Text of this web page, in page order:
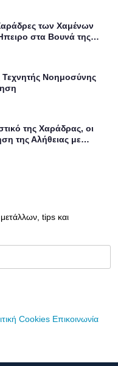
των Χαμένων
στα Βουνά της
Νοημοσύνης
της Χαράδρας, οι
της Αλήθειας με
μετάλλων, tips και
Cookies Επικοινωνία